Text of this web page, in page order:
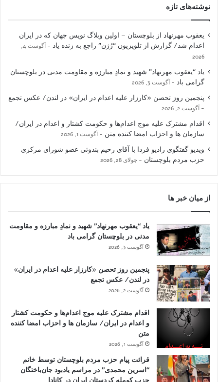
نوشته‌های تازه
یعقوب مهرنهاد از بلوچستان – اولین وبلاگ نویس جهان که در ایران
اعدام شد/ گزارش از تلویزیون “رُژن” راجع به زنده یاد
آگوست 4,
2026
یاد “یعقوب مهرنهاد” شهید و نمادِ مبارزه و مقاومت مدنی در بلوچستان
گرامی باد
آگوست 3, 2026
پنجمین روز تحصن «کارزار علیه اعدام در ایران» در لندن/ عکس تجمع
آگوست 2, 2026
اقدام مشترک علیه موج اعدام‌ها و حکومت کشتار و اعدام در ایران/
سازمان ها و احزاب امضا کننده متن
آگوست 1, 2026
ویدیو گفتگوی رادیو فردا با آقای رحیم بندوئی عضو شورای مرکزی
حزب مردم بلوچستان
جولای 28, 2026
از میان خبر ها
یاد “یعقوب مهرنهاد” شهید و نمادِ مبارزه و مقاومت
مدنی در بلوچستان گرامی باد
آگوست 3, 2026
پنجمین روز تحصن «کارزار علیه اعدام در ایران»
در لندن/ عکس تجمع
آگوست 2, 2026
اقدام مشترک علیه موج اعدام‌ها و حکومت کشتار
و اعدام در ایران/ سازمان ها و احزاب امضا کننده
متن
آگوست 1, 2026
قرائت پیام حزب مردم بلوچستان توسط خانم
“اسرین محمدی” در مراسم یادبود جان‌باختگان